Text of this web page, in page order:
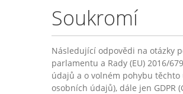
Soukromí
Následující odpovědi na otázky
parlamentu a Rady (EU) 2016/
údajů a o volném pohybu
osobních údajů), dále jen GDPR